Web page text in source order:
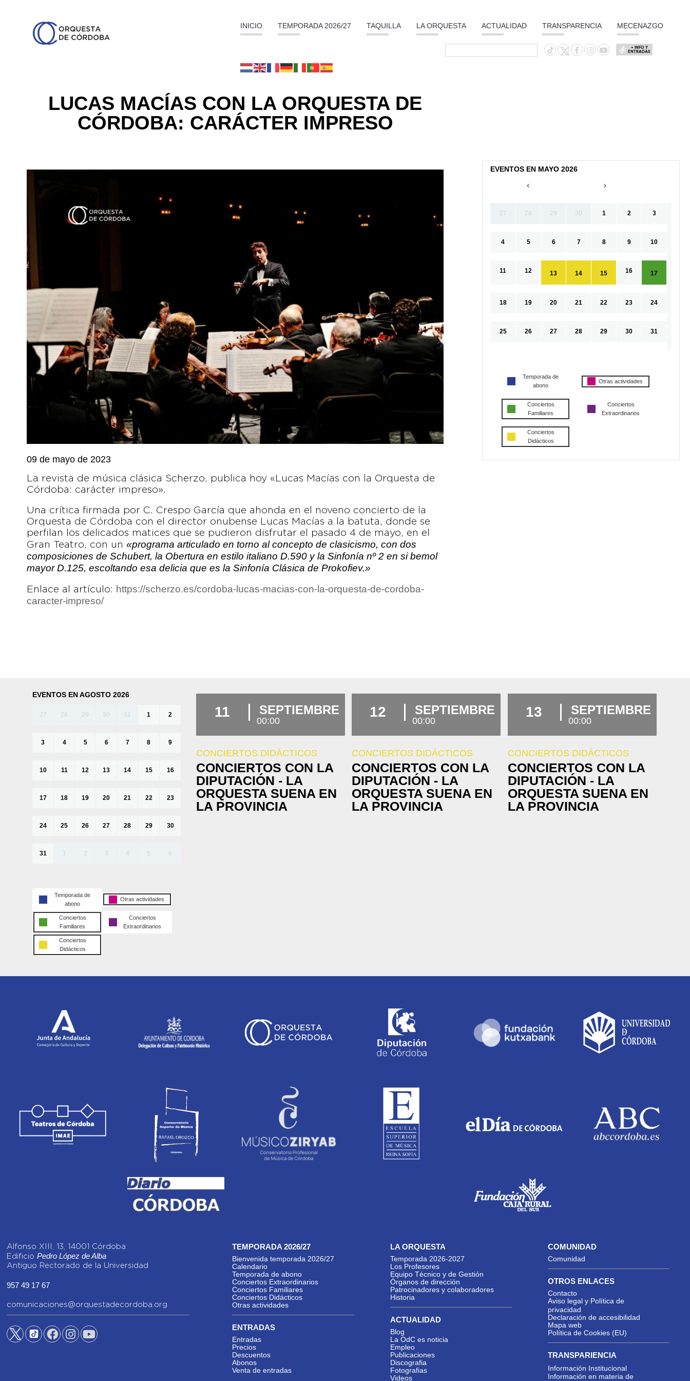
INICIO TEMPORADA 2026/27 TAQUILLA LA ORQUESTA ACTUALIDAD TRANSPARENCIA MECENAZGO
+ INFO Y
ENTRADAS
LUCAS MACÍAS CON LA ORQUESTA DE
CÓRDOBA: CARÁCTER IMPRESO
09 de mayo de 2023
La revista de música clásica Scherzo, publica hoy «Lucas Macías con la Orquesta de
Córdoba: carácter impreso».
Una crítica firmada por C. Crespo García que ahonda en el noveno concierto de la
Orquesta de Córdoba con el director onubense Lucas Macías a la batuta, donde se
perfilan los delicados matices que se pudieron disfrutar el pasado 4 de mayo, en el
Gran Teatro, con un «programa articulado en torno al concepto de clasicismo, con dos
composiciones de Schubert, la Obertura en estilo italiano D.590 y la Sinfonía nº 2 en si bemol
mayor D.125, escoltando esa delicia que es la Sinfonía Clásica de Prokofiev.»
Enlace al artículo: https://scherzo.es/cordoba-lucas-macias-con-la-orquesta-de-cordoba-
caracter-impreso/
EVENTOS EN MAYO 2026
27 28 29 30 1 2 3
4 5 6 7 8 9 10
11 12 13 14 15 16 17
18 19 20 21 22 23 24
25 26 27 28 29 30 31
Temporada de
abono
Otras actividades
Conciertos
Familiares
Conciertos
Extraordinarios
Conciertos
Didácticos
EVENTOS EN AGOSTO 2026
27 28 29 30 31 1 2
3 4 5 6 7 8 9
10 11 12 13 14 15 16
17 18 19 20 21 22 23
24 25 26 27 28 29 30
31 1 2 3 4 5 6
Temporada de
abono
Otras actividades
Conciertos
Familiares
Conciertos
Extraordinarios
Conciertos
Didácticos
11 SEPTIEMBRE
00:00
CONCIERTOS DIDÁCTICOS
CONCIERTOS CON LA
DIPUTACIÓN - LA
ORQUESTA SUENA EN
LA PROVINCIA
12 SEPTIEMBRE
00:00
CONCIERTOS DIDÁCTICOS
CONCIERTOS CON LA
DIPUTACIÓN - LA
ORQUESTA SUENA EN
LA PROVINCIA
13 SEPTIEMBRE
00:00
CONCIERTOS DIDÁCTICOS
CONCIERTOS CON LA
DIPUTACIÓN - LA
ORQUESTA SUENA EN
LA PROVINCIA
Alfonso XIII, 13, 14001 Córdoba
EdificioPedro López de Alba
Antiguo Rectorado de la Universidad
957 49 17 67
comunicaciones@orquestadecordoba.org
TEMPORADA 2026/27
Bienvenida temporada 2026/27
Calendario
Temporada de abono
Conciertos Extraordinarios
Conciertos Familiares
Conciertos Didácticos
Otras actividades
ENTRADAS
Entradas
Precios
Descuentos
Abonos
Venta de entradas
LA ORQUESTA
Temporada 2026-2027
Los Profesores
Equipo Técnico y de Gestión
Órganos de dirección
Patrocinadores y colaboradores
Historia
ACTUALIDAD
Blog
La OdC es noticia
Empleo
Publicaciones
Discografia
Fotografias
Videos
COMUNIDAD
Comunidad
OTROS ENLACES
Contacto
Aviso legal y Política de
privacidad
Declaración de accesibilidad
Mapa web
Política de Cookies (EU)
TRANSPARIENCIA
Información Institucional
Información en materia de